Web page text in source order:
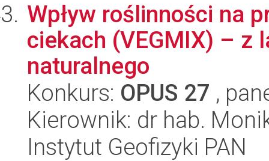
Wpływ roślinności na
ciekach (VEGMIX) – z
naturalnego
Konkurs: OPUS 27 ,
Kierownik: dr hab.
Instytut Geofizyki PAN